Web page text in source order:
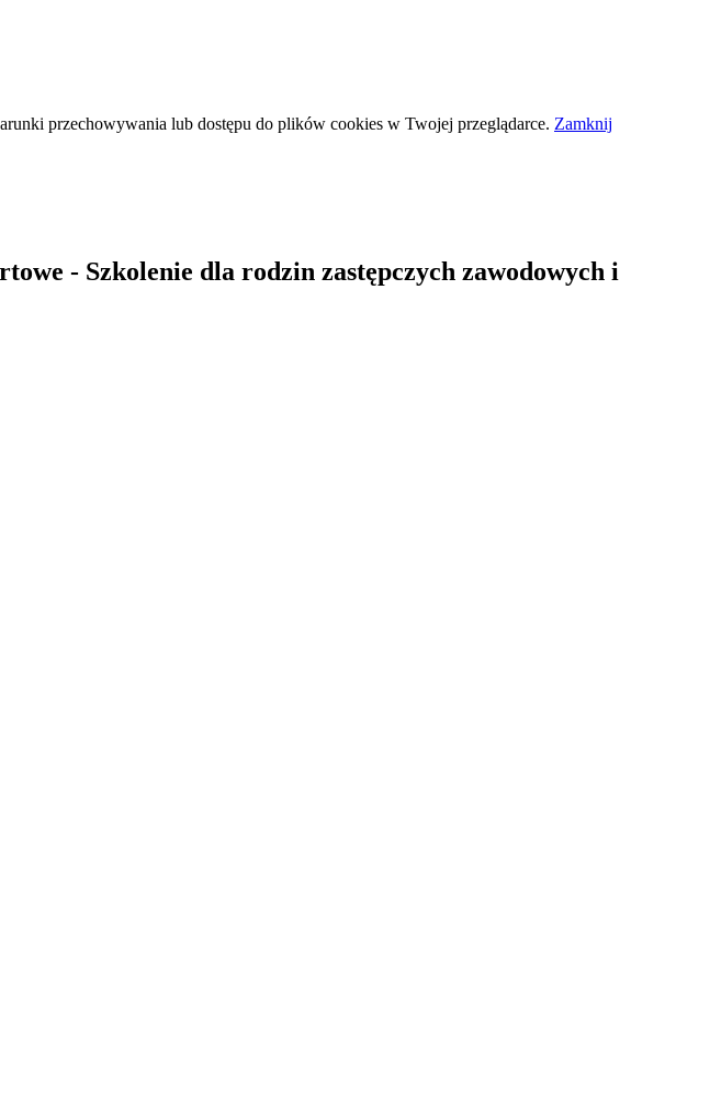
przechowywania lub dostępu do plików cookies w Twojej przeglądarce. Zamknij
- Szkolenie dla rodzin zastępczych zawodowych i